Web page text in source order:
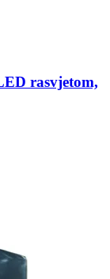
rasvjetom,